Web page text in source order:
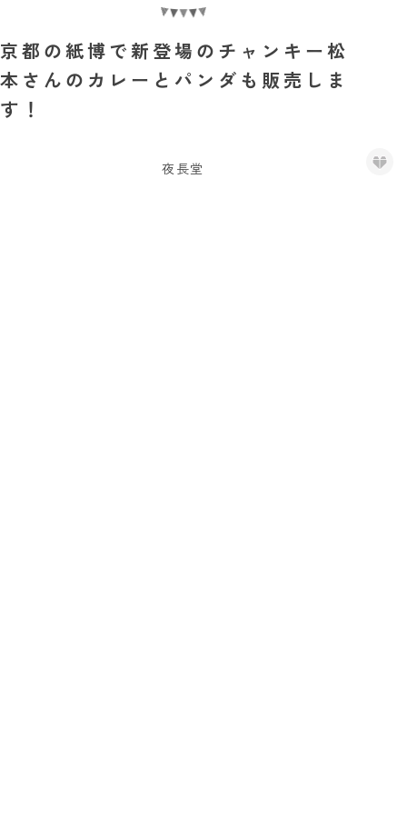
京都の紙博で新登場のチャンキー松
本さんのカレーとパンダも販売しま
す！
夜長堂